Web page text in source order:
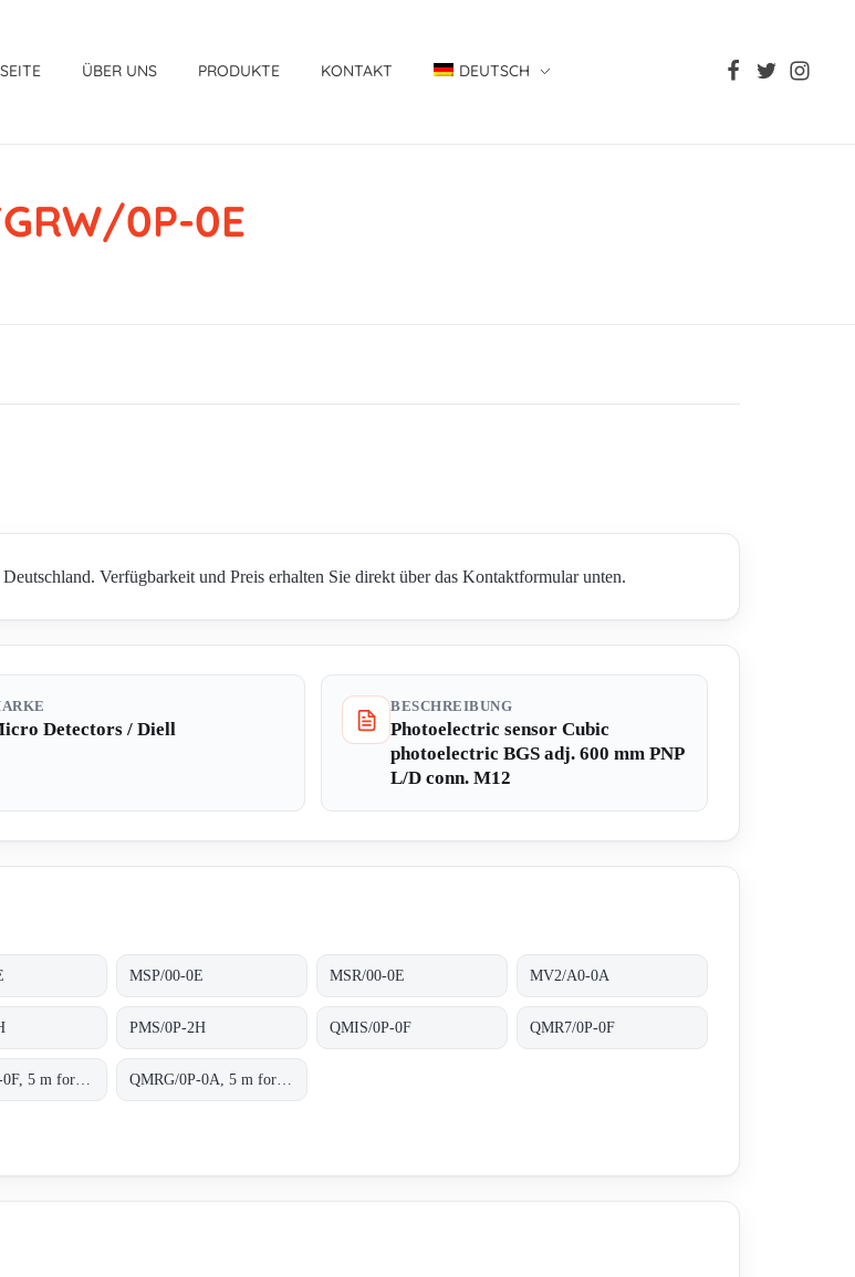
ÜBER UNS PRODUKTE KONTAKT DEUTSCH
0P-0E
Verfügbarkeit und Preis erhalten Sie direkt über das Kontaktformular unten.
Detectors / Diell
BESCHREIBUNG
Photoelectric sensor Cubic
photoelectric BGS adj. 600 mm PNP
L/D conn. M12
MSP/00-0E MSR/00-0E MV2/A0-0A
PMS/0P-2H QMIS/0P-0F QMR7/0P-0F